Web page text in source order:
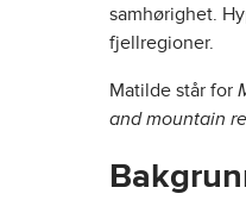
samhørighet.
fjellregioner.
Matilde står for
and mountain